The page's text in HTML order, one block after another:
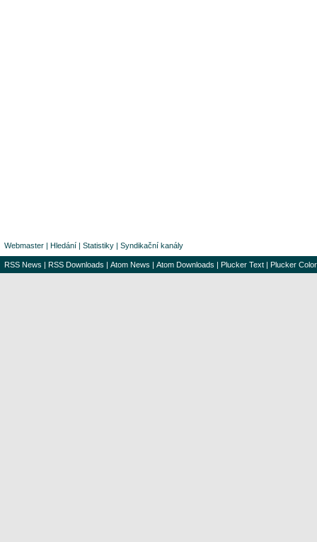
Webmaster | Hledání | Statistiky | Syndikační kanály
RSS News | RSS Downloads | Atom News | Atom Downloads | Plucker Text | Plucker Color